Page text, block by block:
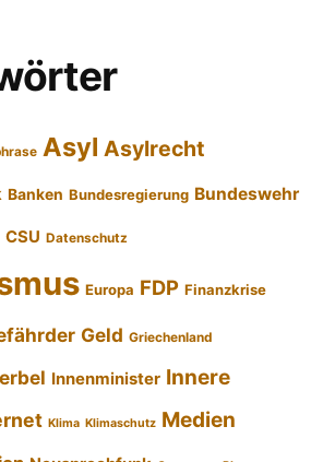
Asyl Asylrecht
Banken Bundesregierung Bundeswehr
CSU Datenschutz
Europa FDP Finanzkrise
Geld Griechenland
Innenminister Innere
Klima Klimaschutz Medien